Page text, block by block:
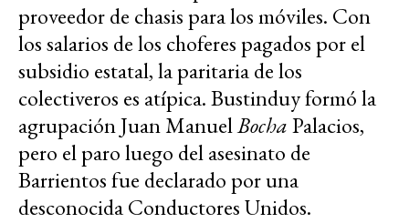
proveedor de chasis para los móviles. Con
los salarios de los choferes pagados por el
subsidio estatal, la paritaria de los
colectiveros es atípica. Bustinduy formó la
agrupación Juan ManuelBochaPalacios,
pero el paro luego del asesinato de
Barrientos fue declarado por una
desconocida Conductores Unidos.